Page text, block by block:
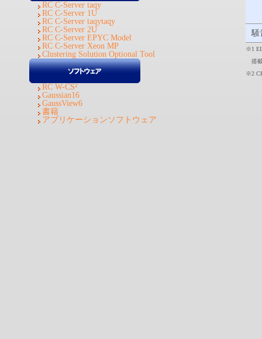
騒
※1
搭載
※2
RC C-Server taqy
RC C-Server 1U
RC C-Server taqytaqy
RC C-Server 2U
RC C-Server EPYC Model
RC C-Server Xeon MP
Clustering Solution Optional Tool
RC W-CS²
Gaussian16
GaussView6
書籍
アプリケーションソフトウェア